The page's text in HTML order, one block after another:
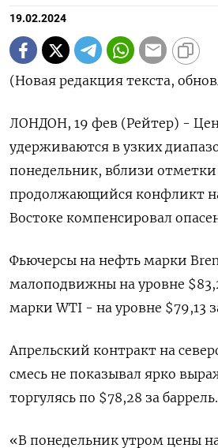
19.02.2024
(Новая редакция текста,
ЛОНДОН, 19 фев (Рейтер) -
удерживаются в узких
понедельник, вблизи отметки
продолжающийся конфликт
Востоке компенсировал
Фьючерсы на нефть марки
малоподвижны на уровне
марки WTI - на уровне $79,13
Апрельский контракт на
смесь не показывал ярко
торгулясь по $78,28 за баррель.
«В понедельник утром цены